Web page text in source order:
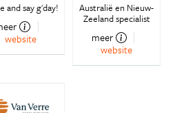
and say g'day!
website
Australië en Nieuw-
Zeeland specialist
meer
website